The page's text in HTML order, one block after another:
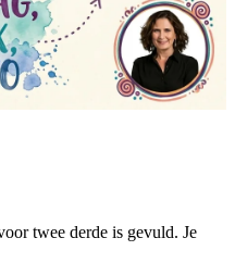
twee derde is gevuld. Je